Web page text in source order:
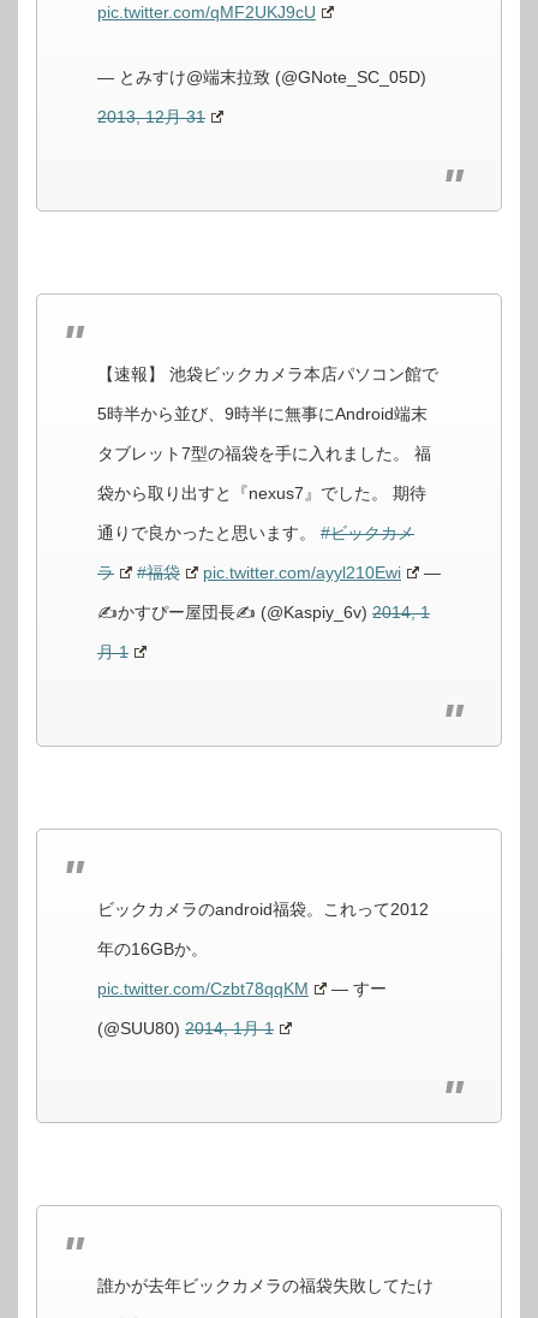
pic.twitter.com/qMF2UKJ9cU
— とみすけ@端末拉致 (@GNote_SC_05D)
2013, 12月 31
【速報】 池袋ビックカメラ本店パソコン館で
5時半から並び、9時半に無事にAndroid端末
タブレット7型の福袋を手に入れました。 福
袋から取り出すと『nexus7』でした。 期待
通りで良かったと思います。 #ビックカメ
ラ #福袋 pic.twitter.com/ayyl210Ewi —
✍かすぴー屋団長✍ (@Kaspiy_6v) 2014, 1
月 1
ビックカメラのandroid福袋。これって2012
年の16GBか。
pic.twitter.com/Czbt78qqKM — すー
(@SUU80) 2014, 1月 1
誰かが去年ビックカメラの福袋失敗してたけ